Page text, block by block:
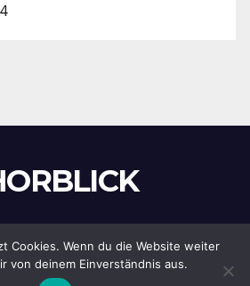
WordPress|Theme:Newsupvon
Cookies. Wenn du die Website weiter
von deinem Einverständnis aus.